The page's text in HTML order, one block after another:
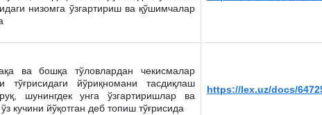
низомга ўзгартириш ва қўшимчалар
ва бошқа тўловлардан чекисмалар
тўғрисидаги йўриқномани тасдиқлаш
шунингдек унга ўзгартиришлар ва
кучини йўқотган деб топиш тўғрисида
https://lex.uz/docs/